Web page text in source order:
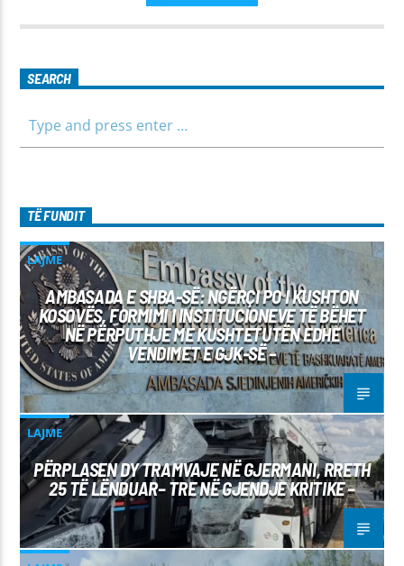
të jemi më afër dëgjuesve të rinj, komunikojmë së bashku me
kanë, por edhe përfitimin e njohurive të reja. Çdo të diel, ora
10:00-12:00 Moderatore: Luljeta Beqiri Kontakti: Viber: +383
SEARCH
TË FUNDIT
LAJME
AMBASADA E SHBA-SË: NGËRÇI PO I KUSHTON
KOSOVËS, FORMIMI I INSTITUCIONEVE TË BËHET
NË PËRPUTHJE ME KUSHTETUTËN EDHE
VENDIMET E GJK-SË –
LAJME
PËRPLASEN DY TRAMVAJE NË GJERMANI, RRETH
25 TË LËNDUAR– TRE NË GJENDJE KRITIKE –